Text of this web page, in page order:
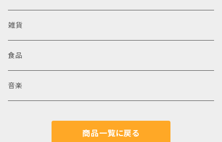
雑貨
食品
音楽
商品一覧に戻る